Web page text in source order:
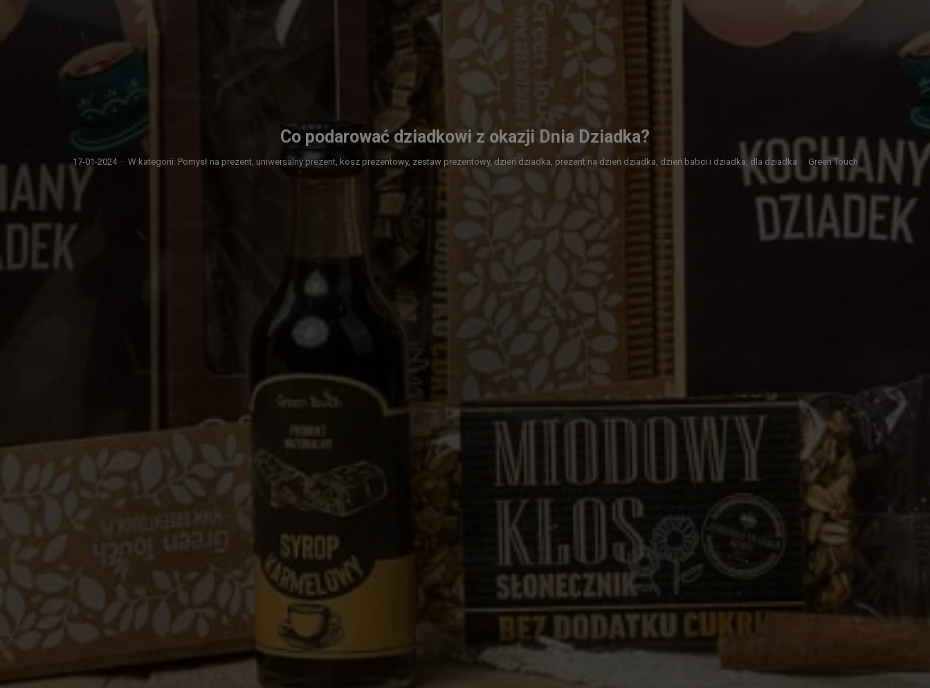
Co podarować dziadkowi z okazji Dnia Dziadka?
17-01-2024 · W kategorii: Pomysł na prezent, uniwersalny prezent, kosz prezentowy, zestaw prezentowy, dzień dziadka, prezent na dzień dziadka, dzień babci i dziadka,dla dziadka · Green Touch